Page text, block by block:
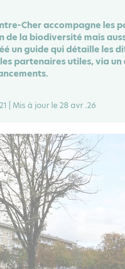
Cher accompagne les
la biodiversité mais
un guide qui détaille
partenaires utiles, via
| Mis à jour le 28 avr .26